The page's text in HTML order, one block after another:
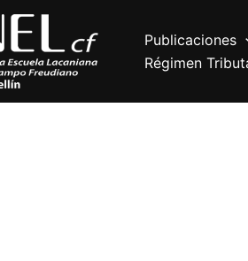
Publicaciones
Régimen